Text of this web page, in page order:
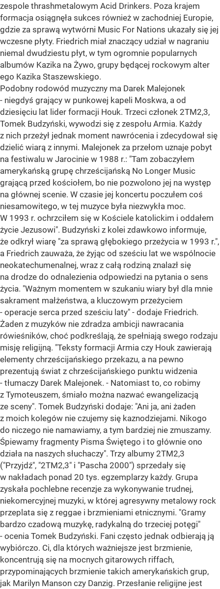
zespole thrashmetalowym Acid Drinkers. Poza krajem
formacja osiągnęła sukces również w zachodniej Europie,
gdzie za sprawą wytwórni Music For Nations ukazały się jej
wczesne płyty. Friedrich miał znaczący udział w nagraniu
niemal dwudziestu płyt, w tym ogromnie popularnych
albumów Kazika na Żywo, grupy będącej rockowym alter
ego Kazika Staszewskiego.
Podobny rodowód muzyczny ma Darek Malejonek
- niegdyś grający w punkowej kapeli Moskwa, a od
dziesięciu lat lider formacji Houk. Trzeci członek 2TM2,3,
Tomek Budzyński, wywodzi się z zespołu Armia. Każdy
z nich przeżył jednak moment nawrócenia i zdecydował się
dzielić wiarą z innymi. Malejonek za przełom uznaje pobyt
na festiwalu w Jarocinie w 1988 r.: "Tam zobaczyłem
amerykańską grupę chrześcijańską No Longer Music
grającą przed kościołem, bo nie pozwolono jej na występ
na głównej scenie. W czasie jej koncertu poczułem coś
niesamowitego, w tej muzyce była niezwykła moc.
W 1993 r. ochrzciłem się w Kościele katolickim i oddałem
życie Jezusowi". Budzyński z kolei zdawkowo informuje,
że odkrył wiarę "za sprawą głębokiego przeżycia w 1993 r.",
a Friedrich zauważa, że żyjąc od sześciu lat we wspólnocie
neokatechumenalnej, wraz z całą rodziną znalazł się
na drodze do odnalezienia odpowiedzi na pytania o sens
życia. "Ważnym momentem w szukaniu wiary był dla mnie
sakrament małżeństwa, a kluczowym przeżyciem
- operacje serca przed sześciu laty" - dodaje Friedrich.
Żaden z muzyków nie zdradza ambicji nawracania
rówieśników, choć podkreślają, że spełniają swego rodzaju
misję religijną. "Teksty formacji Armia czy Houk zawierają
elementy chrześcijańskiego przekazu, a na pewno
prezentują świat z chrześcijańskiego punktu widzenia
- tłumaczy Darek Malejonek. - Natomiast to, co robimy
z Tymoteuszem, śmiało można nazwać ewangelizacją
ze sceny". Tomek Budzyński dodaje: "Ani ja, ani żaden
z moich kolegów nie czujemy się kaznodziejami. Nikogo
do niczego nie namawiamy, a tym bardziej nie zmuszamy.
Śpiewamy fragmenty Pisma Świętego i to głównie ono
działa na naszych słuchaczy". Trzy albumy 2TM2,3
("Przyjdź", "2TM2,3" i "Pascha 2000") sprzedały się
w nakładach ponad 20 tys. egzemplarzy każdy. Grupa
zyskała pochlebne recenzje za wykonywanie trudnej,
niekomercyjnej muzyki, w której agresywny metalowy rock
przeplata się z reggae i brzmieniami etnicznymi. "Gramy
bardzo czadową muzykę, radykalną do trzeciej potęgi"
- ocenia Tomek Budzyński. Fani często jednak odbierają ją
wybiórczo. Ci, dla których ważniejsze jest brzmienie,
koncentrują się na mocnych gitarowych riffach,
przypominających brzmienie takich amerykańskich grup,
jak Marilyn Manson czy Danzig. Przesłanie religijne jest